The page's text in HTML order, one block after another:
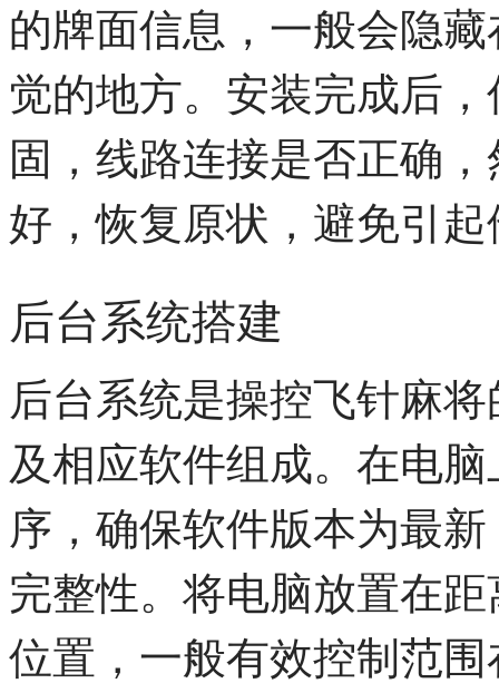
的牌面信息，一般会隐
觉的地方。安装完成后
固，线路连接是否正确
好，恢复原状，避免引
后台系统搭建
后台系统是操控飞针麻
及相应软件组成。在电
序，确保软件版本为最
完整性。将电脑放置在
位置，一般有效控制范